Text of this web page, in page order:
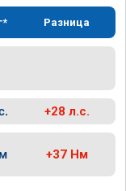
Разница
+28 л.с.
+37 Нм